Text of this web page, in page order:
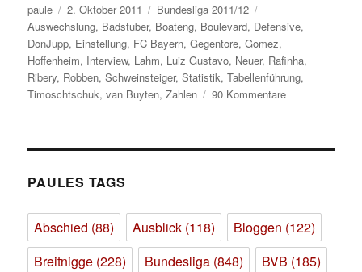
Autor
paule
Veröffentlicht
am
2. Oktober 2011 Kategorien
Bundesliga 2011/12
Auswechslung, Badstuber, Boateng, Boulevard, Defensive,
DonJupp, Einstellung, FC Bayern,Gegentore,Gomez,
Hoffenheim, Interview, Lahm, Luiz Gustavo, Neuer, Rafinha,
Ribery, Robben,Schweinsteiger,Statistik,Tabellenführung,
Timoschtschuk,van Buyten,Zahlen 90 Kommentarezu
Bayern
sind
zurück.
PAULES TAGS
Abschied (88) Ausblick (118) Bloggen (122)
Breitnigge (228) Bundesliga (848) BVB (185)